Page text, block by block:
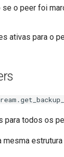
o peer foi
ativas para o
para todos os
mesma